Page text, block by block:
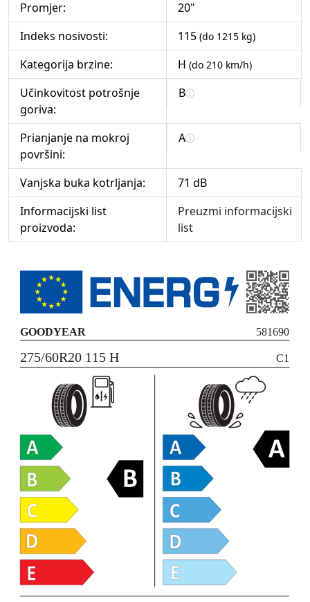
Promjer:
20"
Indeks nosivosti:
115 (do 1215 kg)
Kategorija brzine: H (do 210 km/h)
Učinkovitost potrošnje
goriva:
B
Prianjanje na mokroj
površini:
A
Vanjska buka kotrljanja:
71 dB
Informacijski list
proizvoda:
Preuzmi informacijski
list